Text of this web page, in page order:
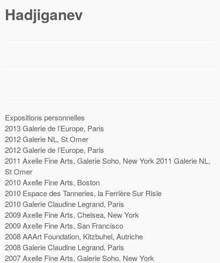
Hadjiganev
Expositions personnelles
2013 Galerie de l’Europe, Paris
2012 Galerie NL, St Omer
2012 Galerie de l’Europe, Paris
2011 Axelle Fine Arts, Galerie Soho, New York 2011 Galerie NL,
St Omer
2010 Axelle Fine Arts, Boston
2010 Espace des Tanneries, la Ferrière Sur Risle
2010 Galerie Claudine Legrand, Paris
2009 Axelle Fine Arts, Chelsea, New York
2009 Axelle Fine Arts, San Francisco
2008 AAArt Foundation, Kitzbuhel, Autriche
2008 Galerie Claudine Legrand, Paris
2007 Axelle Fine Arts, Galerie Soho, New York